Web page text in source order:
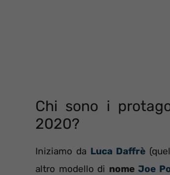
Chi sono i
2020?
Iniziamo da Luca Daffrè
altro modello di nome Joe